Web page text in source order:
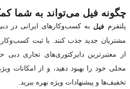
چگونه فیل می‌تواند به شما
پلتفرم فیل به کسب‌وکارهای ایرانی در
مشتریان جدید جذب کنند. با ثبت
از معتبرترین دایرکتوری‌های تجاری دبی
محلی خود را بهبود دهید، و از امکانات
تخفیف‌ها و پیشنهادات ویژه بهره ببرید.